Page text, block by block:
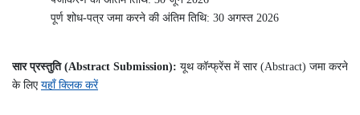
पूर्ण शोध-पत्र जमा करने की अंतिम तिथि: 30 अगस्त 2026
सार प्रस्तुति (Abstract Submission): यूथ कॉन्फ्रेंस में सार (Abstract) जमा करने
के लिए यहाँ क्लिक करें